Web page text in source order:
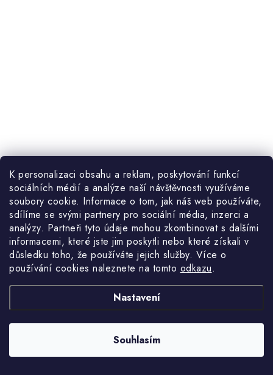
K personalizaci obsahu a reklam, poskytování funkcí
sociálních médií a analýze naší návštěvnosti využíváme
soubory cookie. Informace o tom, jak náš web používáte,
sdílíme se svými partnery pro sociální média, inzerci a
analýzy. Partneři tyto údaje mohou zkombinovat s dalšími
informacemi, které jste jim poskytli nebo které získali v
důsledku toho, že používáte jejich služby. Více o
používání cookies naleznete na tomto odkazu.
Nastavení
Souhlasím
Skladem
94,21 Kč bez DPH
114 Kč
1/2" dlouhé nástrčné hlavice, 24 mm, CrMo ocel
O
NAČÍST 18 DALŠÍCH